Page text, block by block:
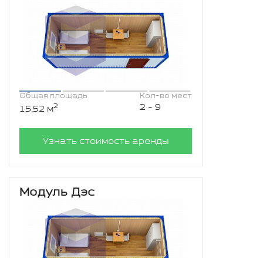
Общая площадь
15.52 м2
Кол-во мест
2 - 9
Узнать стоимость аренды
Модуль Дэс